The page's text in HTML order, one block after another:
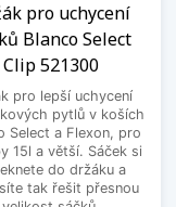
pro uchycení
Blanco Select
Clip 521300
pro lepší uchycení
pytlů v koších
Select a Flexon, pro
15l a větší. Sáček si
do držáku a
tak řešit přesnou